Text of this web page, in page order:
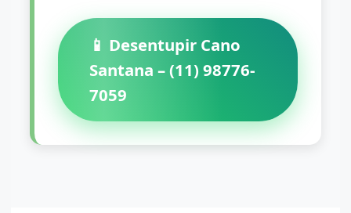
📱 Desentupir Cano
Santana – (11) 98776-
7059